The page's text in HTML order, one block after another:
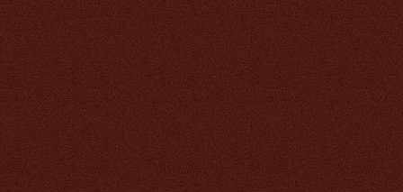
1 475 руб.
Биокальций (Тяньши с
высоким содержанием
кальция )